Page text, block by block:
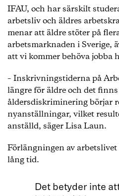
IFAU, och har särskilt
arbetsliv och äldres
menar att äldre stöter på
arbetsmarknaden i Sverige,
att vi kommer behöva jobba
– Inskrivningstiderna på
längre för äldre och det
åldersdiskriminering börjar
nyanställningar, vilket
anställd, säger Lisa Laun.
Förlängningen av
lång tid.
Det betyder inte